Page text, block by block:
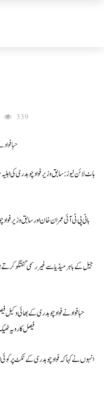
339
ہاٹ لائن نیوز: سابق وزیر فواد چوہدری کی
بانی پی ٹی آئی عمران خان اور سابق
جیل کے باہر میڈیا سے غیر رسمی گفتگو کرتے
حبا فواد نے فواد چوہدری کے بھائی
فیصل کا رویہ
انہوں نے کہا کہ فواد چوہدری کے ٹکٹ پر